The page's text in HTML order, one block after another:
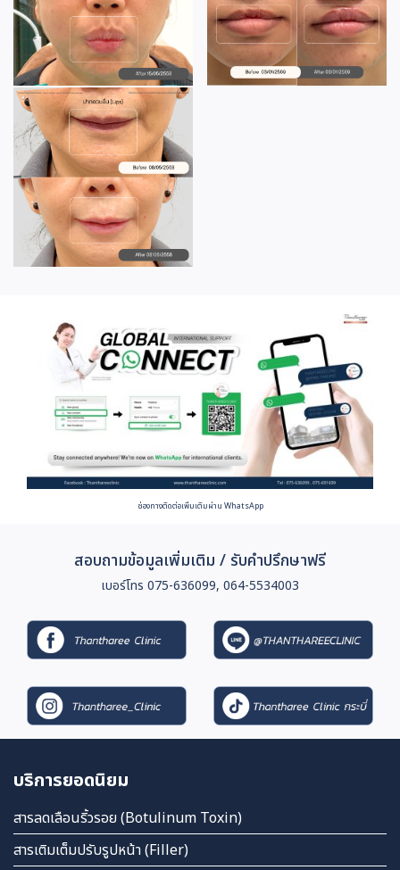
ช่องทางติดต่อเพิ่มเติมผ่าน WhatsApp
สอบถามข้อมูลเพิ่มเติม / รับคำปรึกษาฟรี
เบอร์โทร 075-636099, 064-5534003
บริการยอดนิยม
สารลดเลือนริ้วรอย (Botulinum Toxin)
สารเติมเต็มปรับรูปหน้า (Filler)